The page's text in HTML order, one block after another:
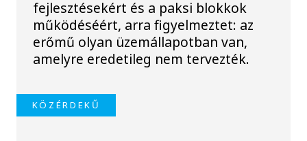
fejlesztésekért és a paksi blokkok
működéséért, arra figyelmeztet: az
erőmű olyan üzemállapotban van,
amelyre eredetileg nem tervezték.
KÖZÉRDEKŰ